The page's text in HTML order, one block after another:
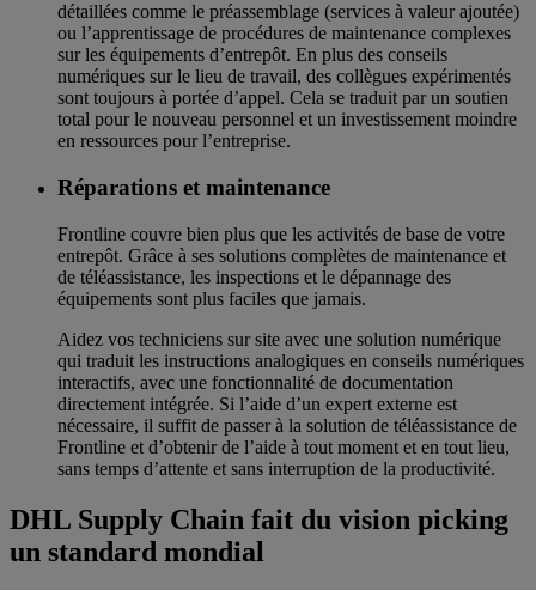
détaillées comme le préassemblage (services à valeur ajoutée)
ou l’apprentissage de procédures de maintenance complexes
sur les équipements d’entrepôt. En plus des conseils
numériques sur le lieu de travail, des collègues expérimentés
sont toujours à portée d’appel. Cela se traduit par un soutien
total pour le nouveau personnel et un investissement moindre
en ressources pour l’entreprise.
Réparations et maintenance
Frontline couvre bien plus que les activités de base de votre
entrepôt. Grâce à ses solutions complètes de maintenance et
de téléassistance, les inspections et le dépannage des
équipements sont plus faciles que jamais.
Aidez vos techniciens sur site avec une solution numérique
qui traduit les instructions analogiques en conseils numériques
interactifs, avec une fonctionnalité de documentation
directement intégrée. Si l’aide d’un expert externe est
nécessaire, il suffit de passer à la solution de téléassistance de
Frontline et d’obtenir de l’aide à tout moment et en tout lieu,
sans temps d’attente et sans interruption de la productivité.
DHL Supply Chain fait du vision picking
un standard mondial